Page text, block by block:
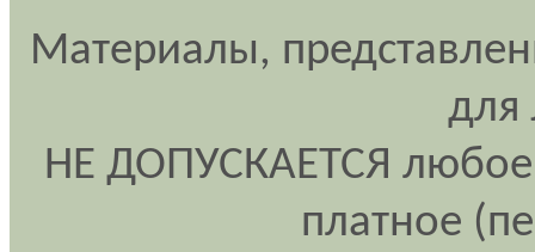
Материалы,
для
НЕ ДОПУСКАЕТСЯ любое
платное